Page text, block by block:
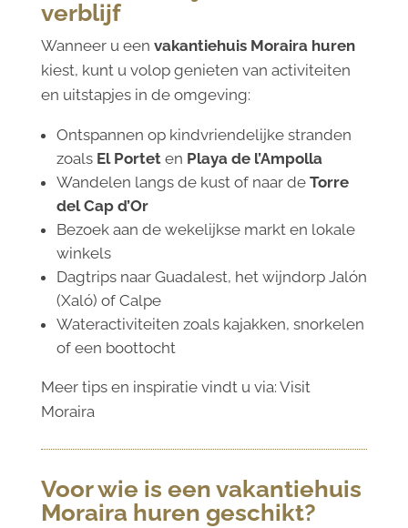
verblijf
Wanneer u een vakantiehuis Moraira huren
kiest, kunt u volop genieten van activiteiten
en uitstapjes in de omgeving:
Ontspannen op kindvriendelijke stranden
zoals El Porteten Playa de l’Ampolla
Wandelen langs de kust of naar de Torre
del Cap d’Or
Bezoek aan de wekelijkse markt en lokale
winkels
Dagtrips naar Guadalest, het wijndorp Jalón
(Xaló) of Calpe
Wateractiviteiten zoals kajakken, snorkelen
of een boottocht
Meer tips en inspiratie vindt u via: Visit
Moraira
Voor wie is een vakantiehuis
Moraira huren geschikt?